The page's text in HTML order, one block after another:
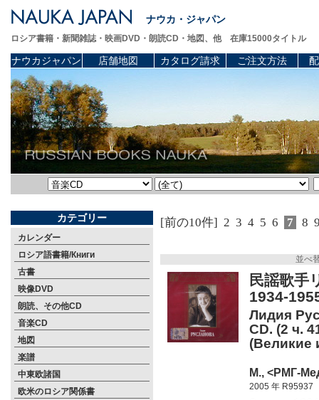
ナウカ・ジャパン
ロシア書籍・新聞雑誌・映画DVD・朗読CD・地図、他 在庫15000タイトル
ナウカジャパン 店舗地図 カタログ請求 ご注文方法
カテゴリー
カレンダー
ロシア語書籍/Книги
古書
映像DVD
朗読、その他CD
音楽CD
地図
楽譜
中東欧諸国
欧米のロシア関係書
[前の10件] 2 3 4 5 6 7 8
並べ
民謡歌手
1934-
Лидия
CD. (2 ч.
(Великие
М., <РМГ-
2005 年 R95937